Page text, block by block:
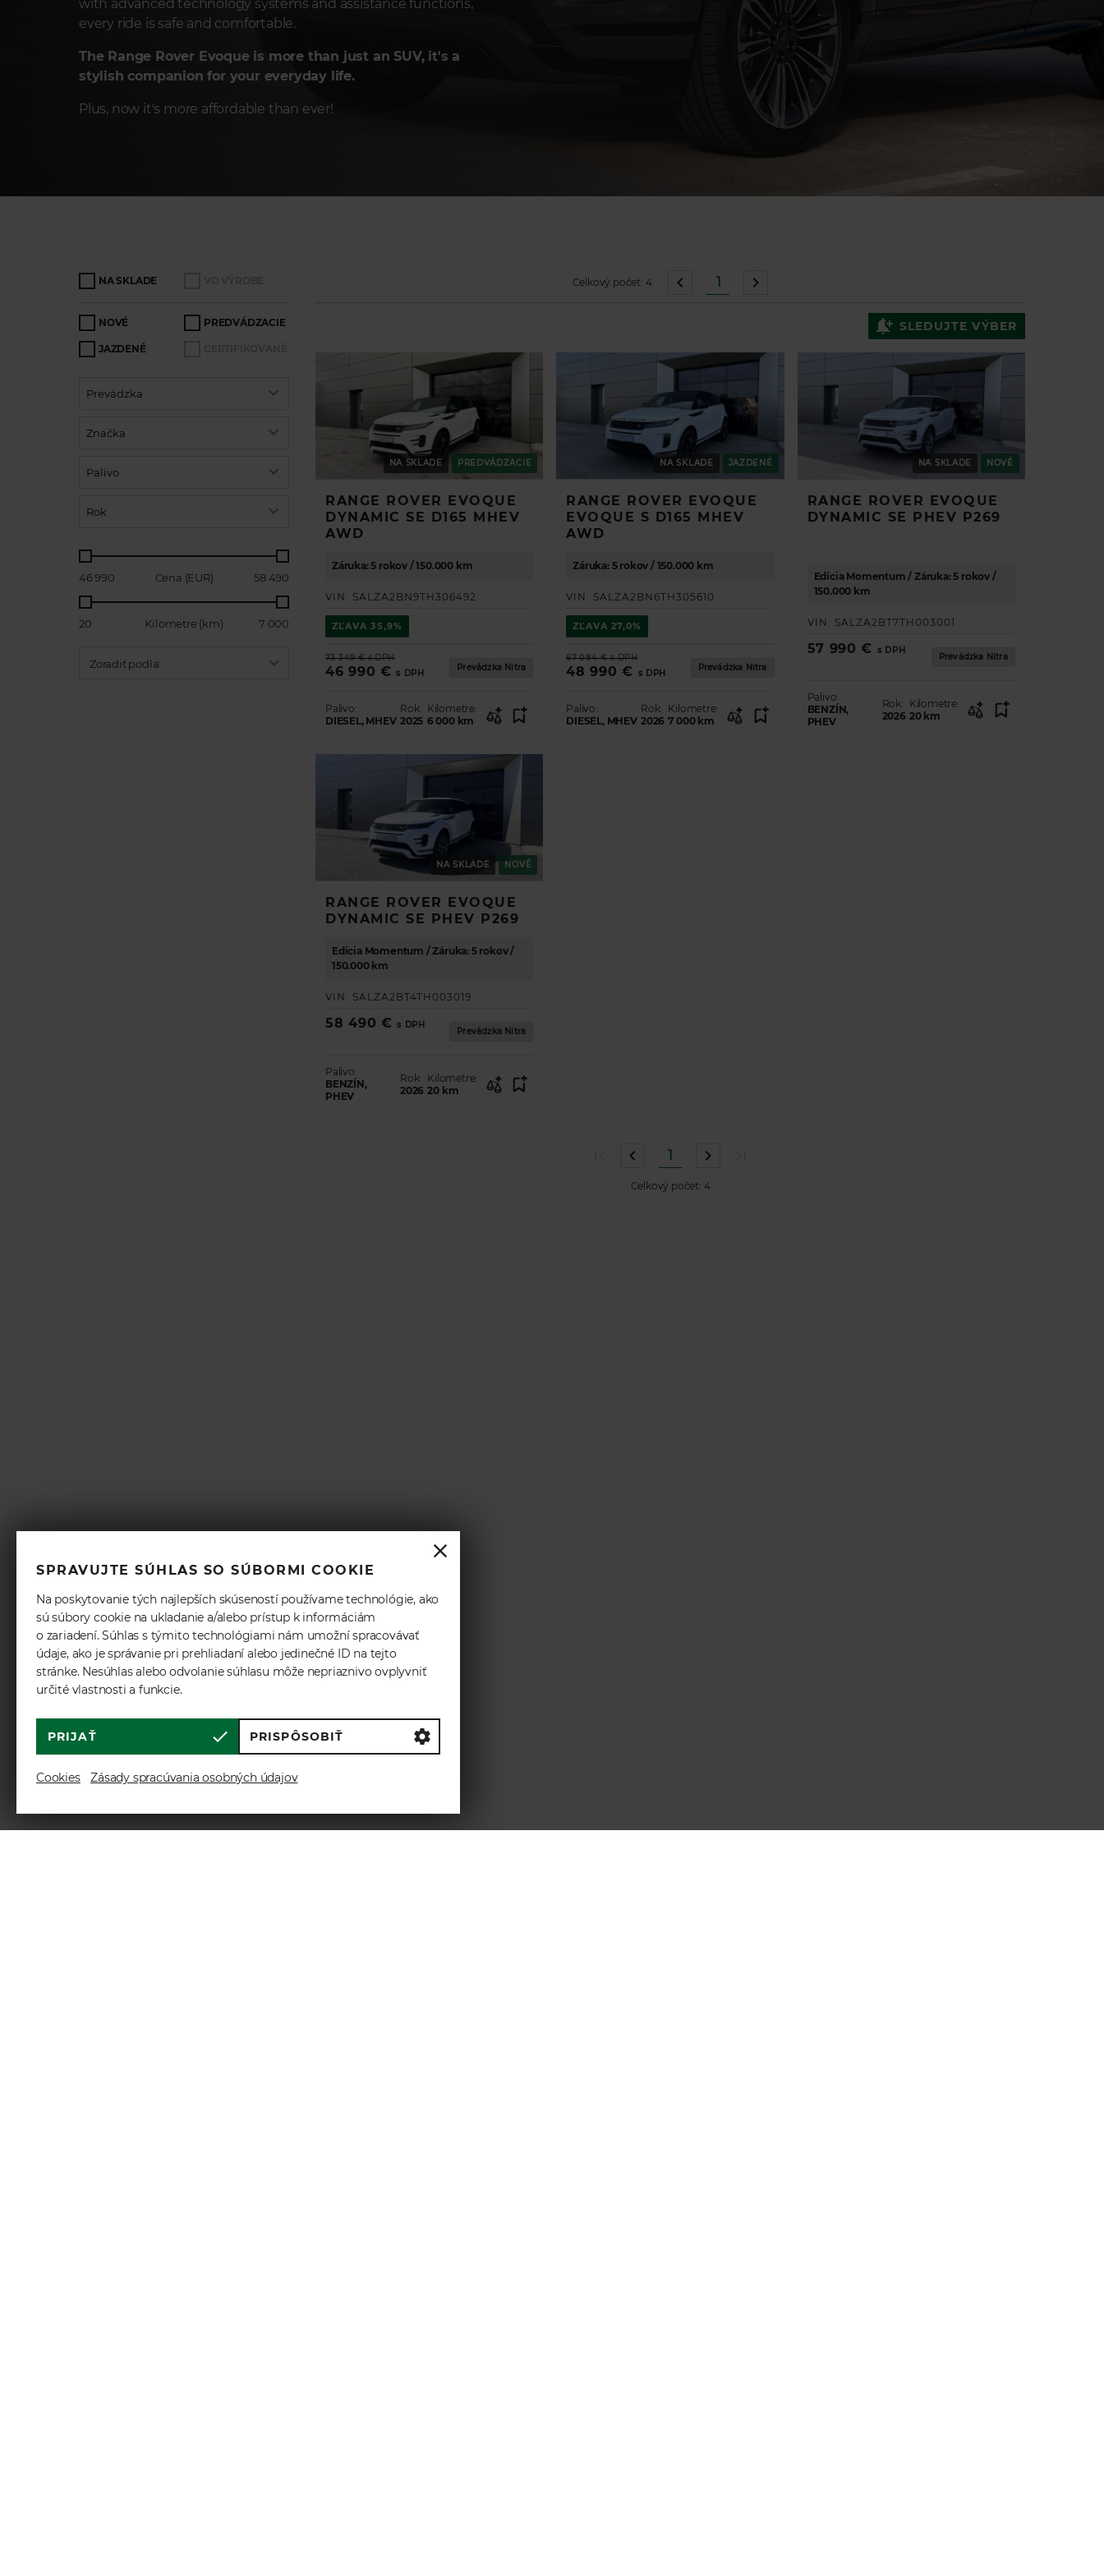
SPRAVUJTE SÚHLAS SO SÚBORMI COOKIE
Na poskytovanie tých najlepších skúseností používame technológie, ako
sú súbory cookie na ukladanie a/alebo prístup k informáciám
o zariadení. Súhlas s týmito technológiami nám umožní spracovávať
údaje, ako je správanie pri prehliadaní alebo jedinečné ID na tejto
stránke. Nesúhlas alebo odvolanie súhlasu môže nepriaznivo ovplyvniť
určité vlastnosti a funkcie.
PRIJAŤ PRISPÔSOBIŤ
Cookies Zásady spracúvania osobných údajov
with advanced technology systems and assistance functions,
every ride is safe and comfortable.
The Range Rover Evoque is more than just an SUV, it's a
stylish companion for your everyday life.
Plus, now it's more affordable than ever!
ZÍSKAJTE PREHĽAD O PONUKE VOZIDIEL.
VYBERTE SI VAŠE VOZIDLO SNOV
Land Rover
POKRAČOVAŤ
NA SKLADE
NOVÉ PREDVÁDZACIE
JAZDENÉ
Prevádzka
Značka
Palivo
Rok
46 990 Cena (EUR) 58 490
20 Kilometre (km) 7 000
Zoradiť podla:
1
Celkový počet: 4
SLEDUJTE VÝBER
NA SKLADE PREDVÁDZACIE
RANGE ROVER EVOQUE
DYNAMIC SE D165 MHEV
AWD
Záruka: 5 rokov / 150.000 km
VIN: SALZA2BN9TH306492
ZĽAVA 35,9%
73 349 € s DPH
46 990 € s DPH
Prevádzka Nitra
Palivo:
DIESEL, MHEV
Rok:
2025
Kilometre:
6 000 km
NA SKLADE JAZDENÉ
RANGE ROVER EVOQUE
EVOQUE S D165 MHEV
AWD
Záruka: 5 rokov / 150.000 km
VIN: SALZA2BN6TH305610
ZĽAVA 27,0%
67 084 € s DPH
48 990 € s DPH
Prevádzka Nitra
Palivo:
DIESEL, MHEV
Rok:
2026
Kilometre:
7 000 km
NA SKLADE NOVÉ
RANGE ROVER EVOQUE
DYNAMIC SE PHEV P269
Edícia Momentum / Záruka: 5 rokov /
150.000 km
VIN: SALZA2BT7TH003001
57 990 € s DPH
Prevádzka Nitra
Palivo:
BENZÍN,
PHEV
Rok:
2026
Kilometre:
20 km
NA SKLADE NOVÉ
RANGE ROVER EVOQUE
DYNAMIC SE PHEV P269
Edícia Momentum / Záruka: 5 rokov /
150.000 km
VIN: SALZA2BT4TH003019
58 490 € s DPH
Prevádzka Nitra
Palivo:
BENZÍN,
PHEV
Rok:
2026
Kilometre:
20 km
1
Celkový počet: 4